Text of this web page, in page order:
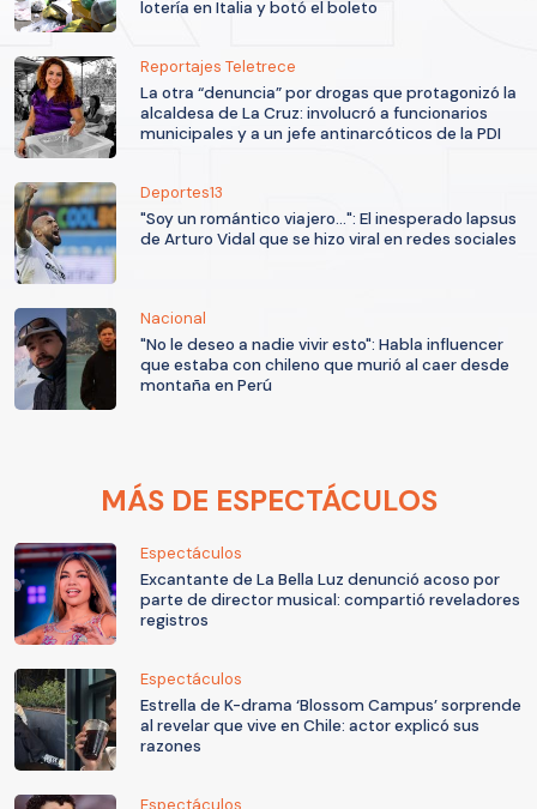
lotería en Italia y botó el boleto
Reportajes Teletrece
La otra “denuncia” por drogas que protagonizó la
alcaldesa de La Cruz: involucró a funcionarios
municipales y a un jefe antinarcóticos de la PDI
Deportes13
"Soy un romántico viajero...": El inesperado lapsus
de Arturo Vidal que se hizo viral en redes sociales
Nacional
"No le deseo a nadie vivir esto": Habla influencer
que estaba con chileno que murió al caer desde
montaña en Perú
MÁS DE ESPECTÁCULOS
Espectáculos
Excantante de La Bella Luz denunció acoso por
parte de director musical: compartió reveladores
registros
Espectáculos
Estrella de K-drama ‘Blossom Campus’ sorprende
al revelar que vive en Chile: actor explicó sus
razones
Espectáculos